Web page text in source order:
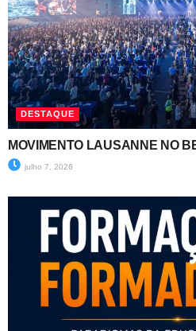
DESTAQUE
MOVIMENTO LAUSANNE NO
julho 7, 2026